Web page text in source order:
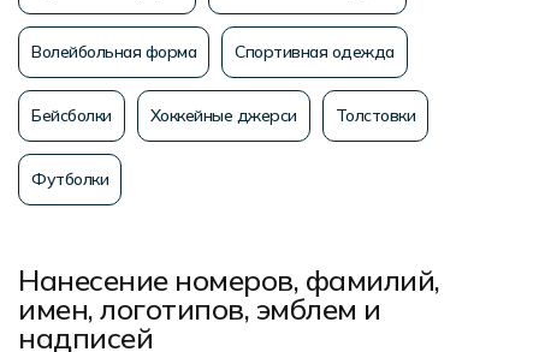
Волейбольная форма Спортивная одежда
Бейсболки Хоккейные джерси Толстовки
Футболки
Нанесение номеров, фамилий,
имен, логотипов, эмблем и
надписей